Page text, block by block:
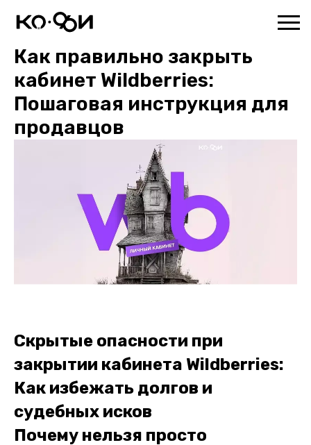
Как правильно закрыть
кабинет Wildberries:
Пошаговая инструкция для
продавцов
Скрытые опасности при
закрытии кабинета Wildberries:
Как избежать долгов и
судебных исков
Почему нельзя просто